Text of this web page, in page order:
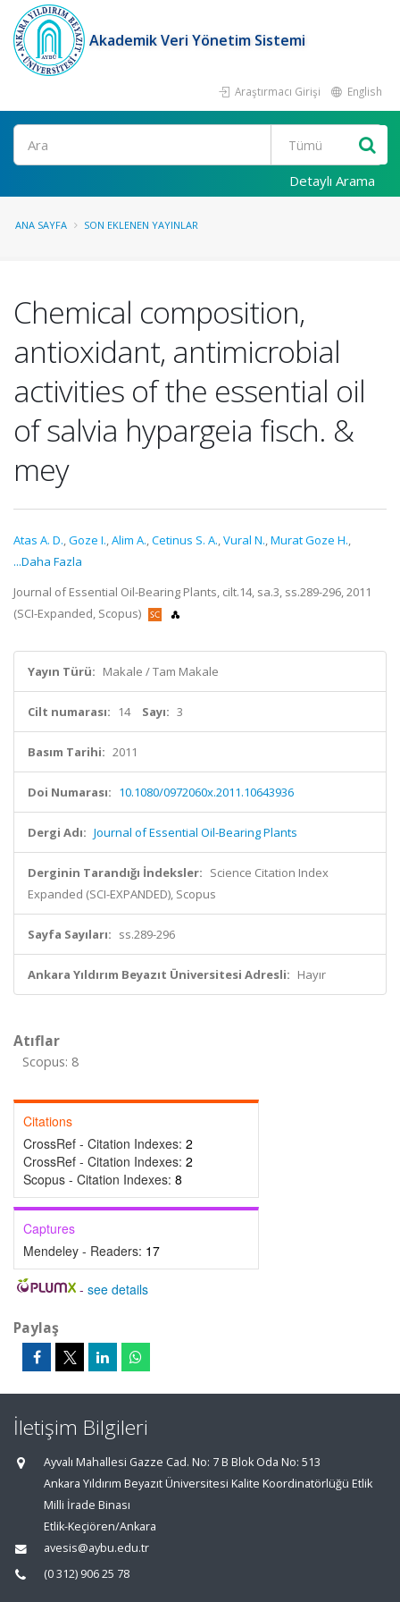
Akademik Veri Yönetim Sistemi
Araştırmacı Girişi English
Ara
Detaylı Arama
ANA SAYFA SON EKLENEN YAYINLAR
Chemical composition,
antioxidant, antimicrobial
activities of the essential oil
of salvia hypargeia fisch. &
mey
Atas A. D.,Goze I.,Alim A.,Cetinus S. A.,Vural N.,Murat Goze H.,
...Daha Fazla
Journal of Essential Oil-Bearing Plants, cilt.14, sa.3, ss.289-296, 2011
(SCI-Expanded, Scopus)
Yayın Türü: Makale / Tam Makale
Cilt numarası: 14 Sayı: 3
Basım Tarihi: 2011
Doi Numarası: 10.1080/0972060x.2011.10643936
Dergi Adı: Journal of Essential Oil-Bearing Plants
Derginin Tarandığı İndeksler: Science Citation Index
Expanded (SCI-EXPANDED), Scopus
Sayfa Sayıları: ss.289-296
Ankara Yıldırım Beyazıt Üniversitesi Adresli: Hayır
Atıflar
Scopus: 8
Citations
CrossRef - Citation Indexes: 2
CrossRef - Citation Indexes: 2
Scopus - Citation Indexes: 8
Captures
Mendeley - Readers: 17
- see details
Paylaş
İletişim Bilgileri
Ayvalı Mahallesi Gazze Cad. No: 7 B Blok Oda No: 513
Ankara Yıldırım Beyazıt Üniversitesi Kalite Koordinatörlüğü Etlik
Milli İrade Binası
Etlik-Keçiören/Ankara
avesis@aybu.edu.tr
(0 312) 906 25 78